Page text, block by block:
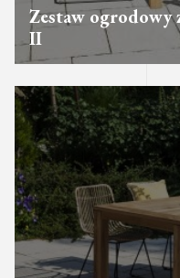
Zestaw ogrodowy
II